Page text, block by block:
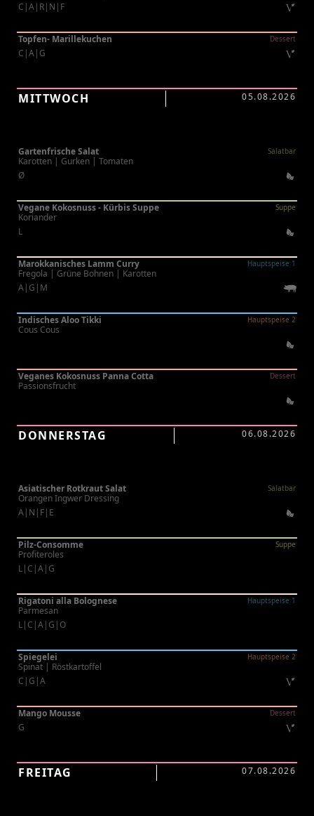
C|A|R|N|F
Topfen- Marillekuchen Dessert
C|A|G
MITTWOCH 05.08.2026
Gartenfrische Salat Salatbar
Karotten | Gurken | Tomaten
Ø
Vegane Kokosnuss - Kürbis Suppe Suppe
Koriander
L
Marokkanisches Lamm Curry Hauptspeise 1
Fregola | Grüne Bohnen | Karotten
A|G|M
Indisches Aloo Tikki Hauptspeise 2
Cous Cous
Veganes Kokosnuss Panna Cotta Dessert
Passionsfrucht
DONNERSTAG 06.08.2026
Asiatischer Rotkraut Salat Salatbar
Orangen Ingwer Dressing
A|N|F|E
Pilz-Consomme Suppe
Profiteroles
L|C|A|G
Rigatoni alla Bolognese Hauptspeise 1
Parmesan
L|C|A|G|O
Spiegelei Hauptspeise 2
Spinat | Röstkartoffel
C|G|A
Mango Mousse Dessert
G
FREITAG 07.08.2026